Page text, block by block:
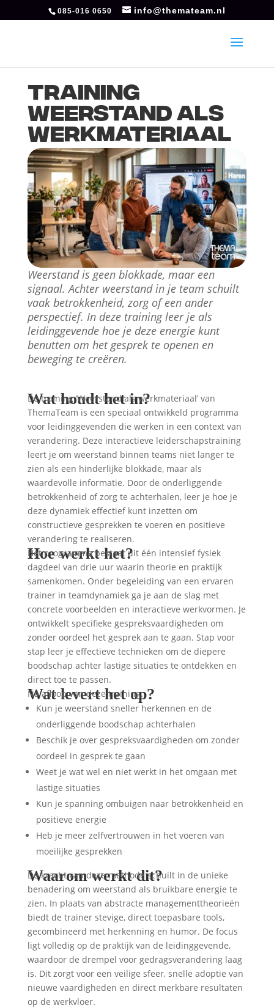
085-016 0650 info@themateam.nl
Training
Weerstand als
werkmateriaal
Weerstand is geen blokkade, maar een
signaal. Achter weerstand in je team schuilt
vaak betrokkenheid, zorg of een ander
perspectief. In deze training leer je als
leidinggevende hoe je deze energie kunt
benutten om het gesprek te openen en
beweging te creëren.
Wat houdt het in?
De training ‘Weerstand als werkmateriaal’ van
ThemaTeam is een speciaal ontwikkeld programma
voor leidinggevenden die werken in een context van
verandering. Deze interactieve leiderschapstraining
leert je om weerstand binnen teams niet langer te
zien als een hinderlijke blokkade, maar als
waardevolle informatie. Door de onderliggende
betrokkenheid of zorg te achterhalen, leer je hoe je
deze dynamiek effectief kunt inzetten om
constructieve gesprekken te voeren en positieve
verandering te realiseren.
Hoe werkt het?
Het programma bestaat uit één intensief fysiek
dagdeel van drie uur waarin theorie en praktijk
samenkomen. Onder begeleiding van een ervaren
trainer in teamdynamiek ga je aan de slag met
concrete voorbeelden en interactieve werkvormen. Je
ontwikkelt specifieke gespreksvaardigheden om
zonder oordeel het gesprek aan te gaan. Stap voor
stap leer je effectieve technieken om de diepere
boodschap achter lastige situaties te ontdekken en
direct toe te passen.
Wat levert het op?
Na afloop van deze training:
Kun je weerstand sneller herkennen en de
onderliggende boodschap achterhalen
Beschik je over gespreksvaardigheden om zonder
oordeel in gesprek te gaan
Weet je wat wel en niet werkt in het omgaan met
lastige situaties
Kun je spanning ombuigen naar betrokkenheid en
positieve energie
Heb je meer zelfvertrouwen in het voeren van
moeilijke gesprekken
Waarom werkt dit?
De kracht van deze methode schuilt in de unieke
benadering om weerstand als bruikbare energie te
zien. In plaats van abstracte managementtheorieën
biedt de trainer stevige, direct toepasbare tools,
gecombineerd met herkenning en humor. De focus
ligt volledig op de praktijk van de leidinggevende,
waardoor de drempel voor gedragsverandering laag
is. Dit zorgt voor een veilige sfeer, snelle adoptie van
nieuwe vaardigheden en direct merkbare resultaten
op de werkvloer.